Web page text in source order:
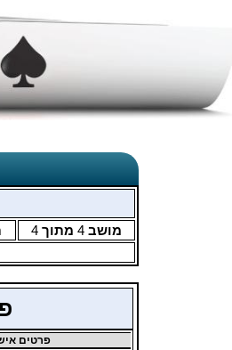
מושב 4 מתוך 4
פרטים